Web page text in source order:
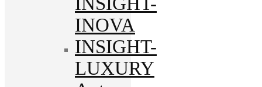
INOVA
INSIGHT-
LUXURY